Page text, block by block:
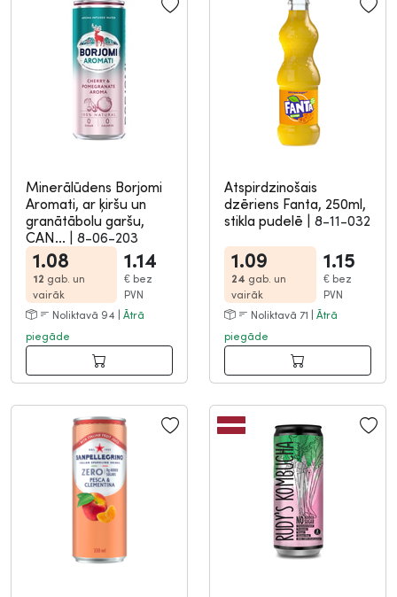
Minerālūdens Borjomi
Aromati, ar ķiršu un
granātābolu garšu,
CAN... | 8-06-203
1.08
12 gab. un
vairāk
1.14
€ bez
PVN
Noliktavā 94 | Ātrā
piegāde
Atspirdzinošais
dzēriens Fanta, 250ml,
stikla pudelē | 8-11-032
1.09
24 gab. un
vairāk
1.15
€ bez
PVN
Noliktavā 71 | Ātrā
piegāde